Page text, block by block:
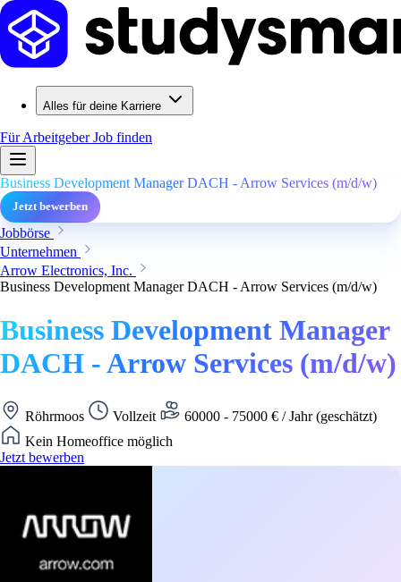
Alles für deine Karriere
Für ArbeitgeberJob finden
Business Development Manager DACH - Arrow Services (m/d/w)
Jetzt bewerben
Jobbörse
Unternehmen
Arrow Electronics, Inc.
Business Development Manager DACH - Arrow Services (m/d/w)
Business Development Manager
DACH - Arrow Services (m/d/w)
Röhrmoos Vollzeit
60000 - 75000 € / Jahr (geschätzt)
Kein Homeoffice möglich
Jetzt bewerben